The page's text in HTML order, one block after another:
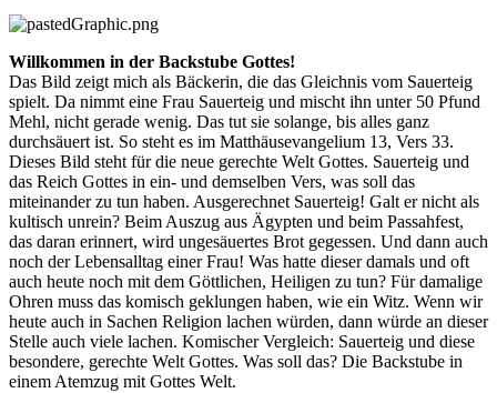
Willkommen in der Backstube Gottes!
Das Bild zeigt mich als Bäckerin, die das Gleichnis vom Sauerteig
spielt. Da nimmt eine Frau Sauerteig und mischt ihn unter 50 Pfund
Mehl, nicht gerade wenig. Das tut sie solange, bis alles ganz
durchsäuert ist. So steht es im Matthäusevangelium 13, Vers 33.
Dieses Bild steht für die neue gerechte Welt Gottes. Sauerteig und
das Reich Gottes in ein- und demselben Vers, was soll das
miteinander zu tun haben. Ausgerechnet Sauerteig! Galt er nicht als
kultisch unrein? Beim Auszug aus Ägypten und beim Passahfest,
das daran erinnert, wird ungesäuertes Brot gegessen. Und dann auch
noch der Lebensalltag einer Frau! Was hatte dieser damals und oft
auch heute noch mit dem Göttlichen, Heiligen zu tun? Für damalige
Ohren muss das komisch geklungen haben, wie ein Witz. Wenn wir
heute auch in Sachen Religion lachen würden, dann würde an dieser
Stelle auch viele lachen. Komischer Vergleich: Sauerteig und diese
besondere, gerechte Welt Gottes. Was soll das? Die Backstube in
einem Atemzug mit Gottes Welt.